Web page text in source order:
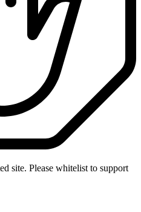
site. Please whitelist to support